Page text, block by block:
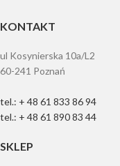
KONTAKT
ul Kosynierska 10a/L2
60-241 Poznań
tel.: + 48 61 833 86 94
tel.: + 48 61 890 83 44
SKLEP